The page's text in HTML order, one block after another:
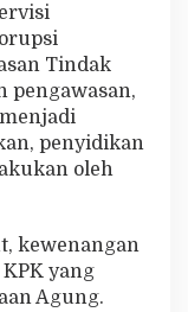
Tindak
pengawasan,
penyidikan
oleh
kewenangan
yang
Agung.